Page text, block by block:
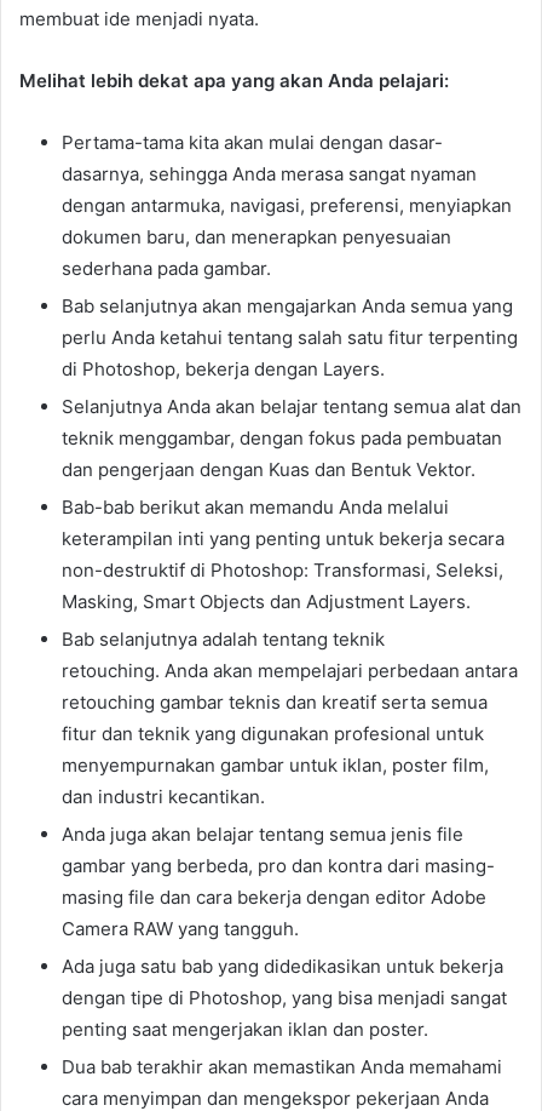
membuat ide menjadi nyata.
Melihat lebih dekat apa yang akan Anda pelajari:
Pertama-tama kita akan mulai dengan dasar-
dasarnya, sehingga Anda merasa sangat nyaman
dengan antarmuka, navigasi, preferensi, menyiapkan
dokumen baru, dan menerapkan penyesuaian
sederhana pada gambar.
Bab selanjutnya akan mengajarkan Anda semua yang
perlu Anda ketahui tentang salah satu fitur terpenting
di Photoshop, bekerja dengan Layers.
Selanjutnya Anda akan belajar tentang semua alat dan
teknik menggambar, dengan fokus pada pembuatan
dan pengerjaan dengan Kuas dan Bentuk Vektor.
Bab-bab berikut akan memandu Anda melalui
keterampilan inti yang penting untuk bekerja secara
non-destruktif di Photoshop: Transformasi, Seleksi,
Masking, Smart Objects dan Adjustment Layers.
Bab selanjutnya adalah tentang teknik
retouching. Anda akan mempelajari perbedaan antara
retouching gambar teknis dan kreatif serta semua
fitur dan teknik yang digunakan profesional untuk
menyempurnakan gambar untuk iklan, poster film,
dan industri kecantikan.
Anda juga akan belajar tentang semua jenis file
gambar yang berbeda, pro dan kontra dari masing-
masing file dan cara bekerja dengan editor Adobe
Camera RAW yang tangguh.
Ada juga satu bab yang didedikasikan untuk bekerja
dengan tipe di Photoshop, yang bisa menjadi sangat
penting saat mengerjakan iklan dan poster.
Dua bab terakhir akan memastikan Anda memahami
cara menyimpan dan mengekspor pekerjaan Anda